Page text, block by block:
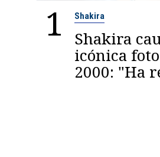
1 Shakira
Shakira
icónica
2000: "Ha